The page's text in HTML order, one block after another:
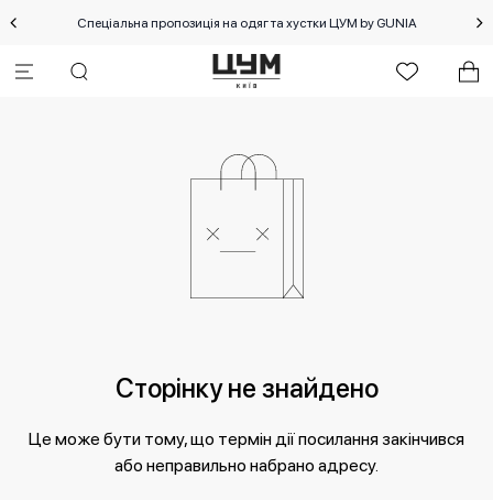
Спеціальна пропозиція на одяг та хустки ЦУМ by GUNIA
Сторінку не знайдено
Це може бути тому, що термін дії посилання закінчився
або неправильно набрано адресу.